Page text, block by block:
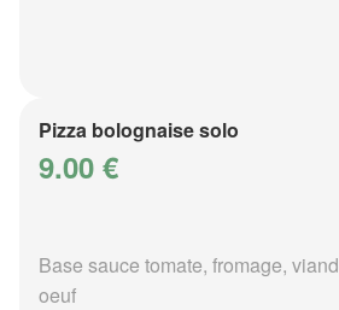
Pizza bolognaise solo
9.00 €
Base sauce tomate, fromage,
oeuf